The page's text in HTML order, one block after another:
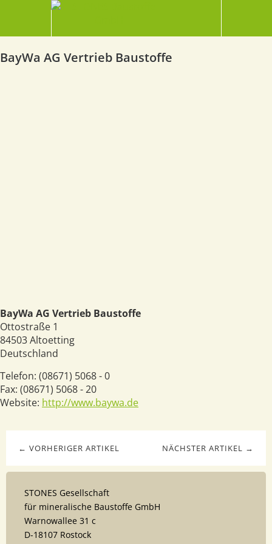
BayWa AG Vertrieb Baustoffe
BayWa AG Vertrieb Baustoffe
Ottostraße 1
84503Altoetting
Deutschland
Telefon: (08671) 5068 - 0
Fax: (08671) 5068 - 20
Website: http://www.baywa.de
NÄCHSTER ARTIKEL →
← VORHERIGER ARTIKEL
STONES Gesellschaft
für mineralische Baustoffe GmbH
Warnowallee 31 c
D-18107 Rostock